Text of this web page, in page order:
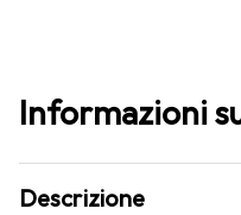
Informazioni
Descrizione